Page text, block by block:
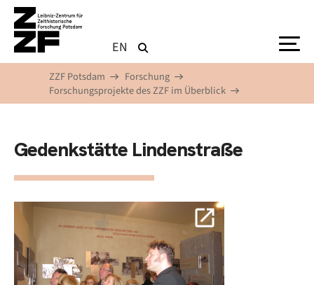
Direkt zum Inhalt
EN
ZZF Potsdam
Forschung
Forschungsprojekte des ZZF im Überblick
Gedenkstätte Lindenstraße